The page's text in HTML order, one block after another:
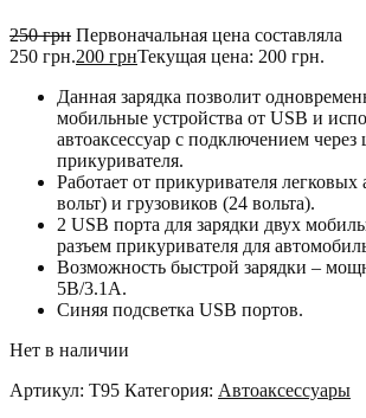
250грн Первоначальная цена составляла
250 грн.200 грнТекущая цена: 200 грн.
Данная зарядка позволит
мобильные устройства от USB и
автоаксессуар с подключением через
прикуривателя.
Работает от прикуривателя
вольт) и грузовиков (24 вольта).
2 USB порта для зарядки двух
разъем прикуривателя для
Возможность быстрой зарядки –
5В/3.1А.
Синяя подсветка USB портов.
Нет в наличии
Артикул: T95 Категория: Автоаксессуары